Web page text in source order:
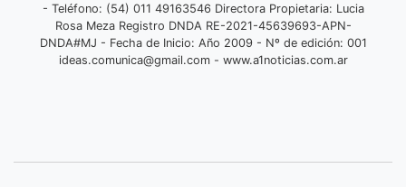
- Teléfono: (54) 011 49163546 Directora Propietaria: Lucia
Rosa Meza Registro DNDA RE-2021-45639693-APN-
DNDA#MJ - Fecha de Inicio: Año 2009 - Nº de edición: 001
ideas.comunica@gmail.com- www.a1noticias.com.ar